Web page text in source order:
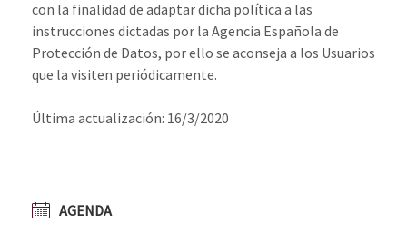
con la finalidad de adaptar dicha política a las
instrucciones dictadas por la Agencia Española de
Protección de Datos, por ello se aconseja a los Usuarios
que la visiten periódicamente.
Última actualización: 16/3/2020
AGENDA